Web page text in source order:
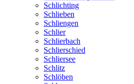
Schlichting
Schlieben
Schliengen
Schlier
Schlierbach
Schlierschied
Schliersee
Schlitz
Schlöben